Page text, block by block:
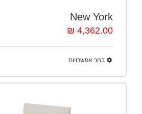
New York
4,362.00 ₪
בחר אפשרויות